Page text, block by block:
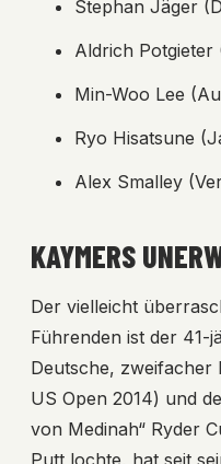
Stephan Jäger
Aldrich Potgieter
Min-Woo Lee
Ryo Hisatsune
Alex Smalley
KAYMERS
Der vielleicht
Führenden ist der 41-
Deutsche, zweifacher
US Open 2014) und
von Medinah“ Ryder